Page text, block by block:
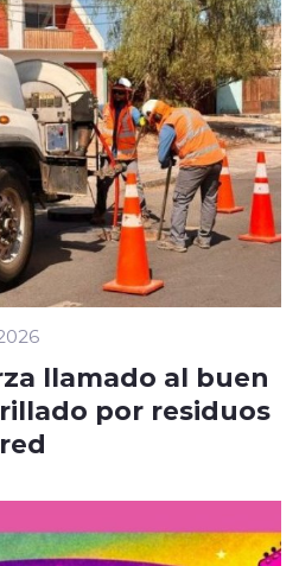
llamado al buen
por residuos